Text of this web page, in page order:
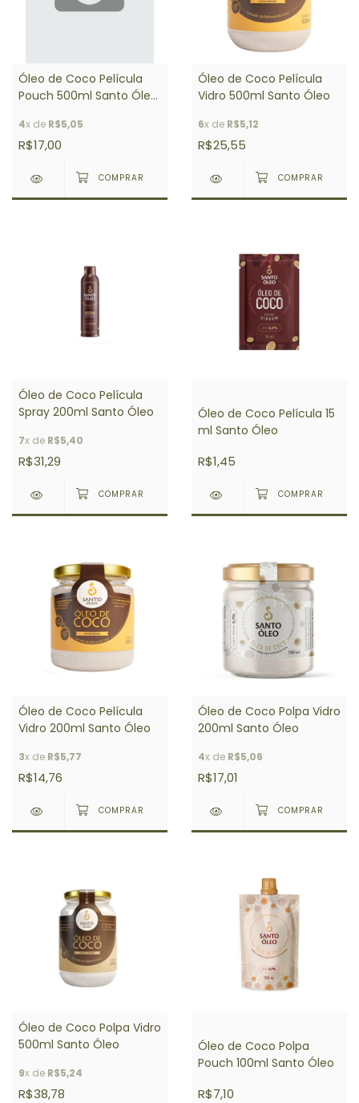
Óleo de Coco Película
Pouch 500ml Santo Óleo
4x de R$5,05
R$17,00
Óleo de Coco Película
Vidro 500ml Santo Óleo
6x de R$5,12
R$25,55
Óleo de Coco Película
Spray 200ml Santo Óleo
7x de R$5,40
R$31,29
Óleo de Coco Película 15
ml Santo Óleo
R$1,45
Óleo de Coco Película
Vidro 200ml Santo Óleo
3x de R$5,77
R$14,76
Óleo de Coco Polpa Vidro
200ml Santo Óleo
4x de R$5,06
R$17,01
Óleo de Coco Polpa Vidro
500ml Santo Óleo
9x de R$5,24
R$38,78
Óleo de Coco Polpa
Pouch 100ml Santo Óleo
R$7,10